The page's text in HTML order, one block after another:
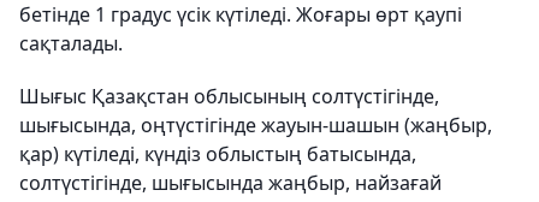
бетінде 1 градус үсік күтіледі. Жоғары өрт қаупі
сақталады.
Шығыс Қазақстан облысының солтүстігінде,
шығысында, оңтүстігінде жауын-шашын (жаңбыр,
қар) күтіледі, күндіз облыстың батысында,
солтүстігінде, шығысында жаңбыр, найзағай